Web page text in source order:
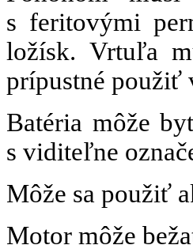
s feritovými
ložísk. Vrtuľa
prípustné použiť
Batéria môže
s viditeľne
Môže sa použiť
Motor môže